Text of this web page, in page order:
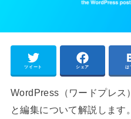
ツイート シェア は
WordPress（ワードプレス
と編集について解説します。